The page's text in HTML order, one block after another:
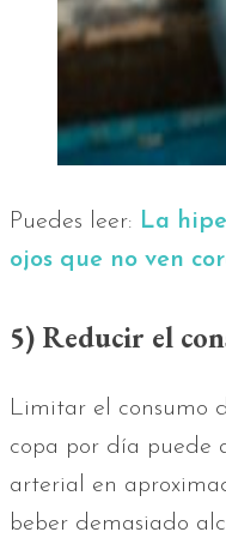
Puedes leer: La
ojos que no ven
5) Reducir el
Limitar el consumo
copa por día puede
arterial en
beber demasiado